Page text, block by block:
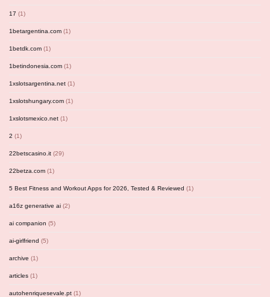
17 (1)
1betargentina.com (1)
1betdk.com (1)
1betindonesia.com (1)
1xslotsargentina.net (1)
1xslotshungary.com (1)
1xslotsmexico.net (1)
2 (1)
22betscasino.it (29)
22betza.com (1)
5 Best Fitness and Workout Apps for 2026, Tested & Reviewed (1)
a16z generative ai (2)
ai companion (5)
ai-girlfriend (5)
archive (1)
articles (1)
autohenriquesevale.pt (1)